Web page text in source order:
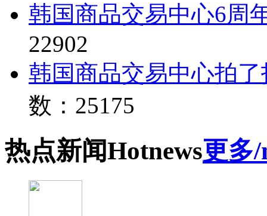
韩国商品交易中心6周
22902
韩国商品交易中心拍
数：25175
热点新闻Hotnews更多